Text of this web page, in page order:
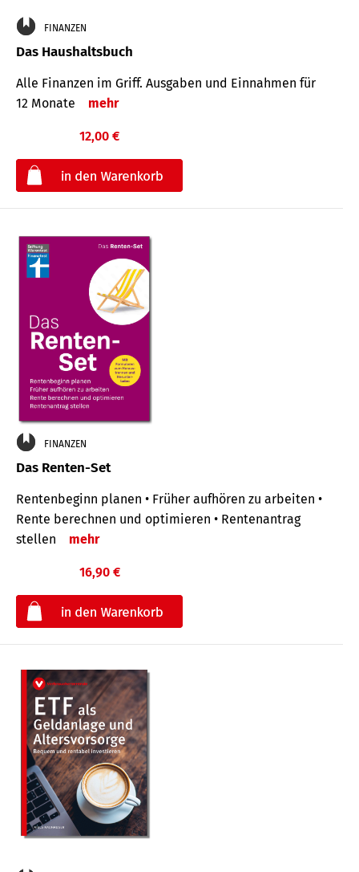
FINANZEN
Das Haushaltsbuch
Alle Finanzen im Griff. Aus­gaben und Ein­nahmen für
12 Monate
mehr
12,00 €
FINANZEN
Das Renten-Set
Rentenbeginn planen • Früher aufhören zu arbeiten •
Rente berechnen und optimieren • Rentenantrag
stellen
mehr
16,90 €